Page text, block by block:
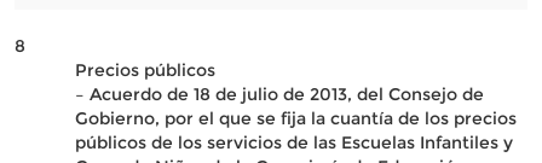
8
Precios públicos
– Acuerdo de 18 de julio de 2013, del Consejo de
Gobierno, por el que se fija la cuantía de los precios
públicos de los servicios de las Escuelas Infantiles y